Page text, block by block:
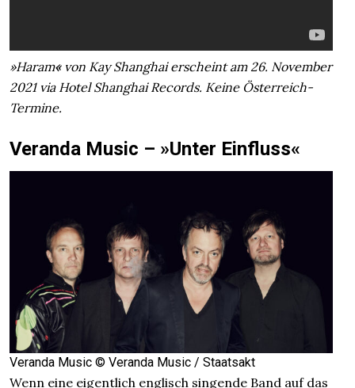
»Haram« von Kay Shanghai erscheint am 26. November
2021 via Hotel Shanghai Records. Keine Österreich-
Termine.
Veranda Music – »Unter Einfluss«
Veranda Music © Veranda Music / Staatsakt
Wenn eine eigentlich englisch singende Band auf das